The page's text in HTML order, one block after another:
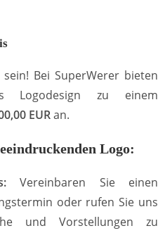
Bei SuperWerer bieten
Logodesign zu einem
EURan.
Logo:
Vereinbaren Sie einen
oder rufen Sie uns
und Vorstellungen zu